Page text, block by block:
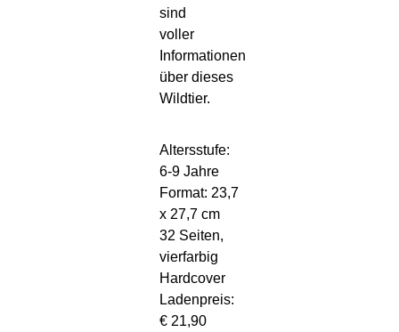
sind
voller
Informationen
über dieses
Wildtier.
Altersstufe:
6-9 Jahre
Format: 23,7
x 27,7 cm
32 Seiten,
vierfarbig
Hardcover
Ladenpreis:
€ 21,90